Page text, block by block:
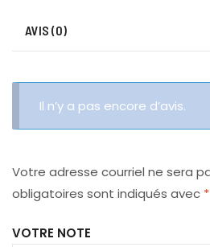
AVIS (0)
Il n’y a pas encore d’avis.
Votre adresse courriel ne sera
obligatoires sont indiqués avec *
VOTRE NOTE